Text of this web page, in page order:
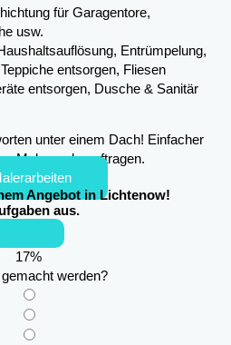
für Garagentore,
usw.
Entrümpelung,
entsorgen, Fliesen
entsorgen, Dusche & Sanitär
unter einem Dach! Einfacher
Maler zu beauftragen.
Angebot in Lichtenow!
aus.
17%
werden?